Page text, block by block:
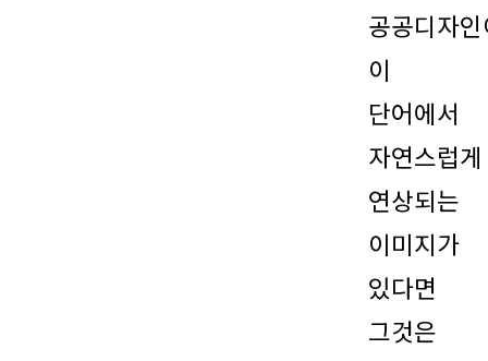
공공디자인
이
단어에서
자연스럽게
연상되는
이미지가
있다면
그것은